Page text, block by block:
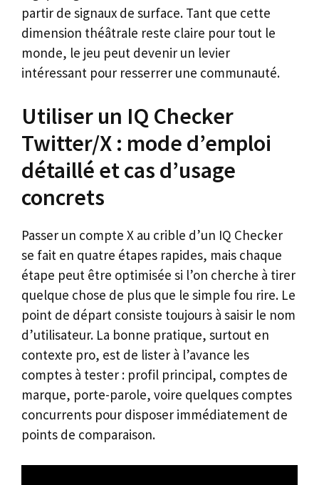
partir de signaux de surface. Tant que cette
dimension théâtrale reste claire pour tout le
monde, le jeu peut devenir un levier
intéressant pour resserrer une communauté.
Utiliser un IQ Checker
Twitter/X : mode d’emploi
détaillé et cas d’usage
concrets
Passer un compte X au crible d’un IQ Checker
se fait en quatre étapes rapides, mais chaque
étape peut être optimisée si l’on cherche à tirer
quelque chose de plus que le simple fou rire. Le
point de départ consiste toujours à saisir le nom
d’utilisateur. La bonne pratique, surtout en
contexte pro, est de lister à l’avance les
comptes à tester : profil principal, comptes de
marque, porte-parole, voire quelques comptes
concurrents pour disposer immédiatement de
points de comparaison.